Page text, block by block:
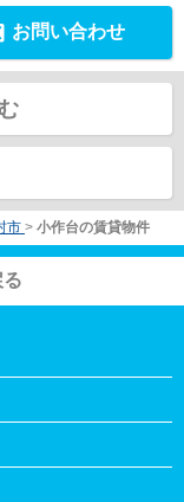
お問い合わせ
市 > 小作台の賃貸物件